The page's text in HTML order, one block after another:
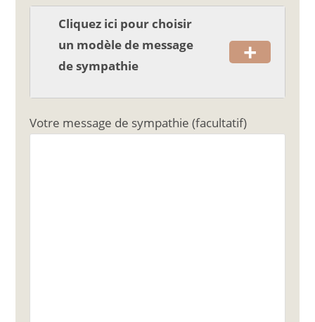
Cliquez ici pour choisir
un modèle de message
de sympathie
+
Votre message de sympathie (facultatif)